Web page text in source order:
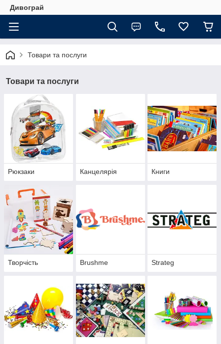
Дивограй
Товари та послуги
Товари та послуги
Рюкзаки Канцелярія Книги
Творчість Brushme Strateg